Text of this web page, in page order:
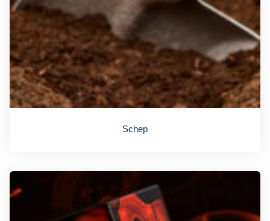
Schep